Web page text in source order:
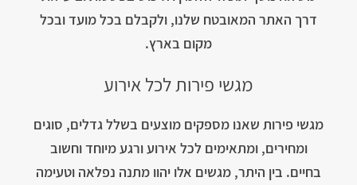
דרך האתר המאובטח שלנו, ולקבלם בכל מועד ובכל
מקום בארץ.
מגשי פירות לכל אירוע
מגשי פירות שאנו מספקים מוצעים בשלל גדלים, סוגים
ומחירים, ומתאימים לכל אירוע ורגע מיוחד וחשוב
בחיים. בין היתר, מגשים אלו יהוו מתנה נפלאה וטעימה